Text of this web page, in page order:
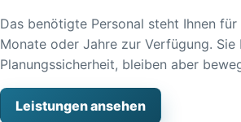
Das benötigte Personal steht Ihnen für
Monate oder Jahre zur Verfügung. Sie
Planungssicherheit, bleiben aber
Leistungen ansehen